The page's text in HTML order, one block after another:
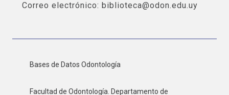
Correo electrónico: biblioteca@odon.edu.uy
Bases de Datos Odontología
Facultad de Odontología. Departamento de